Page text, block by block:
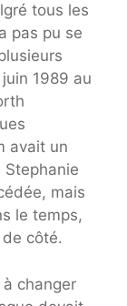
tous les
pas pu se
1989 au
avait un
mais
le temps,
côté.
changer